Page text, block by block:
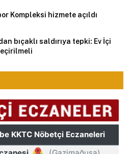
Kompleksi hizmete açıldı
bıçaklı saldırıya tepki: Ev İçi